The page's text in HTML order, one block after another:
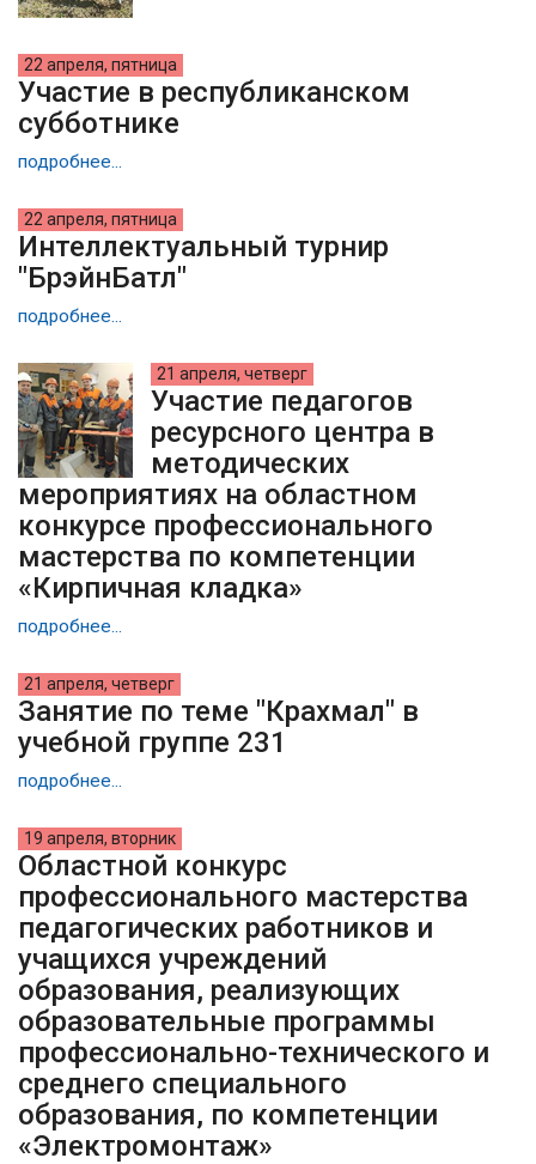
22 апреля, пятница
Участие в республиканском
субботнике
подробнее...
22 апреля, пятница
Интеллектуальный турнир
"БрэйнБатл"
подробнее...
21 апреля, четверг
Участие педагогов
ресурсного центра в
методических
мероприятиях на областном
конкурсе профессионального
мастерства по компетенции
«Кирпичная кладка»
подробнее...
21 апреля, четверг
Занятие по теме "Крахмал" в
учебной группе 231
подробнее...
19 апреля, вторник
Областной конкурс
профессионального мастерства
педагогических работников и
учащихся учреждений
образования, реализующих
образовательные программы
профессионально-технического и
среднего специального
образования, по компетенции
«Электромонтаж»